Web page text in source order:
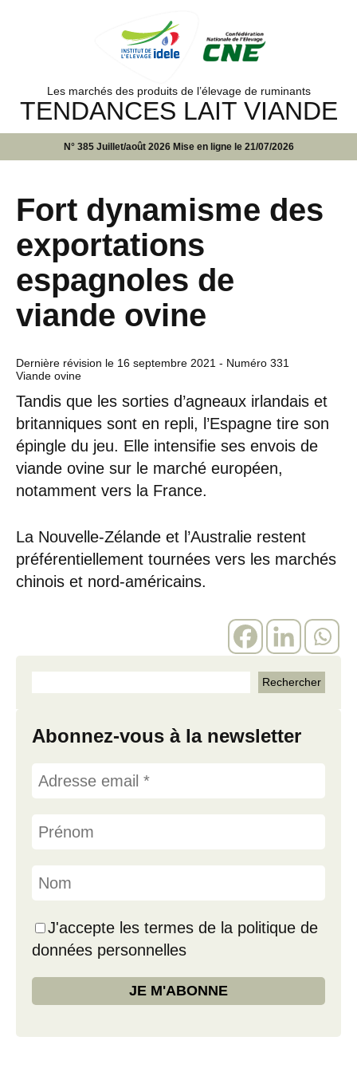
Les marchés des produits de l’élevage de ruminants
TENDANCES LAIT VIANDE
N° 385 Juillet/août 2026 Mise en ligne le 21/07/2026
Fort dynamisme des
exportations
espagnoles de
viande ovine
Dernière révision le 16 septembre 2021 - Numéro 331
Viande ovine
Tandis que les sorties d’agneaux irlandais et
britanniques sont en repli, l’Espagne tire son
épingle du jeu. Elle intensifie ses envois de
viande ovine sur le marché européen,
notamment vers la France.
La Nouvelle-Zélande et l’Australie restent
préférentiellement tournées vers les marchés
chinois et nord-américains.
Abonnez-vous à la newsletter
J'accepte les termes de la politique de
données personnelles